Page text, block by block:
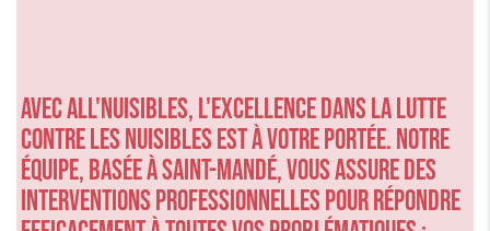
Avec ALL'NUISIBLES, l'excellence dans la lutte
contre les nuisibles est à votre portée. Notre
équipe, basée à Saint-Mandé, vous assure des
interventions professionnelles pour répondre